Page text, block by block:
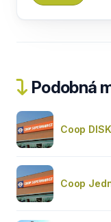
Podobná
Coop
Coop